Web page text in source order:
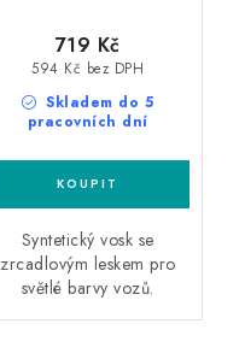
Skladem do 5
pracovních dní
594 Kč bez DPH
719 Kč
Syntetický vosk se
zrcadlovým leskem pro
světlé barvy vozů.